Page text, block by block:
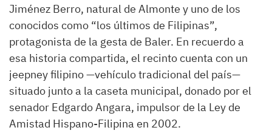
Jiménez Berro, natural de Almonte y uno de los
conocidos como “los últimos de Filipinas”,
protagonista de la gesta de Baler. En recuerdo a
esa historia compartida, el recinto cuenta con un
jeepney filipino —vehículo tradicional del país—
situado junto a la caseta municipal, donado por el
senador Edgardo Angara, impulsor de la Ley de
Amistad Hispano-Filipina en 2002.